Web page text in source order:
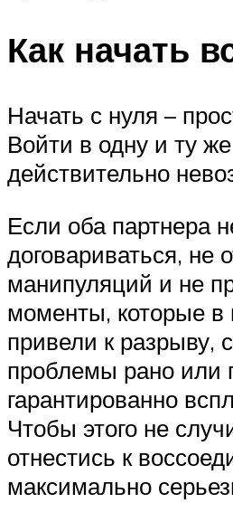
Как начать
Начать с нуля –
Войти в одну и ту
действительно
Если оба партнера
договариваться, не
манипуляций и не
моменты, которые в
привели к разрыву,
проблемы рано или
гарантированно
Чтобы этого не
отнестись к
максимально